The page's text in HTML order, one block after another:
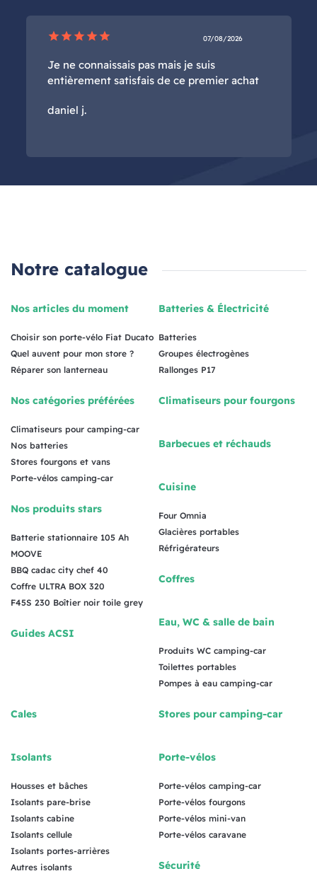
star star star star star 07/08/2026
Je ne connaissais pas mais je suis
entièrement satisfais de ce premier achat
daniel j.
Notre catalogue
Nos articles du moment
Choisir son porte-vélo Fiat Ducato
Quel auvent pour mon store ?
Réparer son lanterneau
Nos catégories préférées
Climatiseurs pour camping-car
Nos batteries
Stores fourgons et vans
Porte-vélos camping-car
Nos produits stars
Batterie stationnaire 105 Ah
MOOVE
BBQ cadac city chef 40
Coffre ULTRA BOX 320
F45S 230 Boîtier noir toile grey
Guides ACSI
Batteries & Électricité
Batteries
Groupes électrogènes
Rallonges P17
Climatiseurs pour fourgons
Barbecues et réchauds
Cuisine
Four Omnia
Glacières portables
Réfrigérateurs
Coffres
Eau, WC & salle de bain
Produits WC camping-car
Toilettes portables
Pompes à eau camping-car
Cales
Isolants
Housses et bâches
Isolants pare-brise
Isolants cabine
Isolants cellule
Isolants portes-arrières
Autres isolants
Stores pour camping-car
Porte-vélos
Porte-vélos camping-car
Porte-vélos fourgons
Porte-vélos mini-van
Porte-vélos caravane
Sécurité